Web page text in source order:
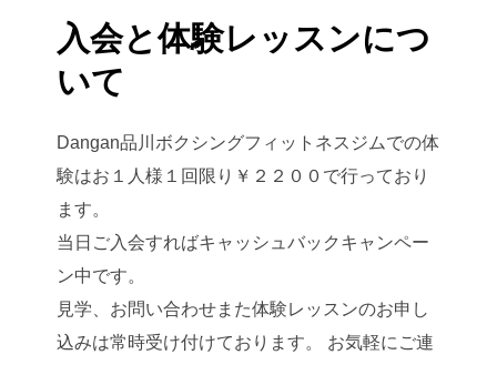
入会と体験レッスンにつ
いて
Dangan品川ボクシングフィットネスジムでの体
験はお１人様１回限り￥２２００で行っており
ます。
当日ご入会すればキャッシュバックキャンペー
ン中です。
見学、お問い合わせまた体験レッスンのお申し
込みは常時受け付けております。 お気軽にご連